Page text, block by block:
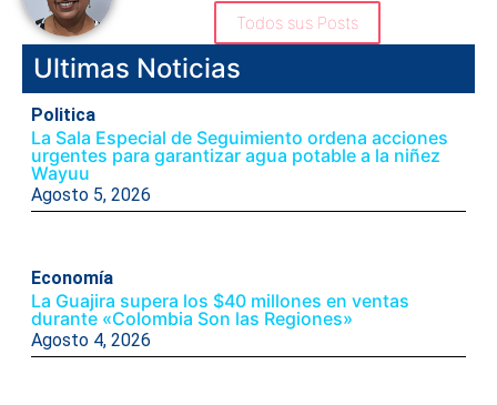
Todos sus Posts
Ultimas Noticias
Politica
La Sala Especial de Seguimiento ordena acciones
urgentes para garantizar agua potable a la niñez
Wayuu
Agosto 5, 2026
Economía
La Guajira supera los $40 millones en ventas
durante «Colombia Son las Regiones»
Agosto 4, 2026